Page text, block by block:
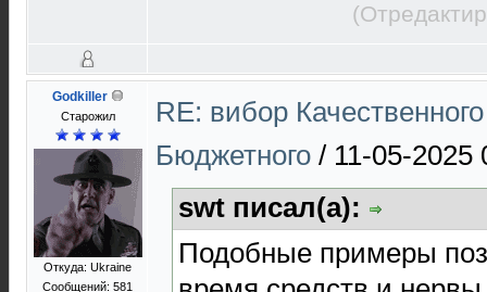
Godkiller
Старожил
Откуда: Ukraine
Сообщений: 581
RE: вибор
Бюджетного / 11-05-2025
swt писал(а):
Подобные примеры